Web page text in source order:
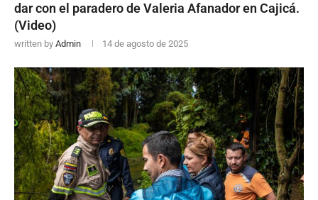
dar con el paradero de Valeria Afanador en Cajicá.
(Video)
written by Admin 14 de agosto de 2025